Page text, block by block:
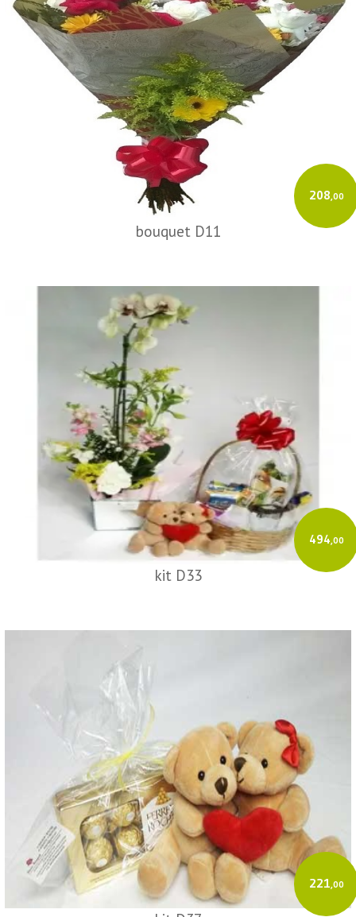
208,00
bouquet D11
494,00
kit D33
221,00